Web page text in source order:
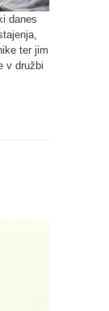
danes
ter jim
v družbi